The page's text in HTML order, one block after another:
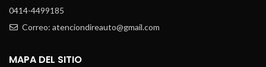
0414-4499185
Correo: atenciondireauto@gmail.com
MAPA DEL SITIO